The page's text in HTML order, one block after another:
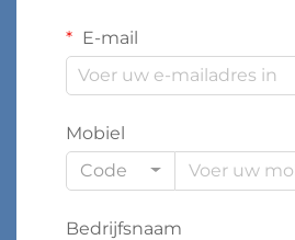
E-mail
Mobiel
Code
Bedrijfsnaam